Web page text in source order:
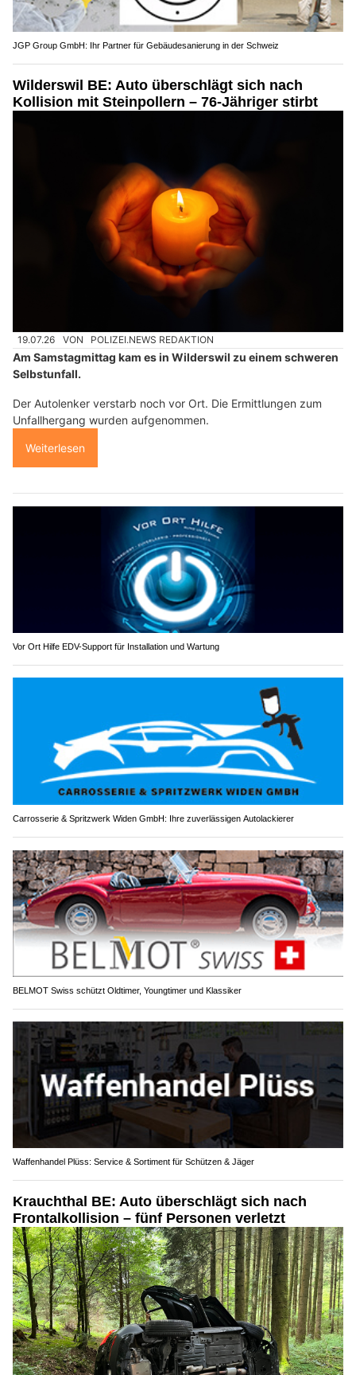
JGP Group GmbH: Ihr Partner für Gebäudesanierung in der Schweiz
Wilderswil BE: Auto überschlägt sich nach
Kollision mit Steinpollern – 76-Jähriger stirbt
19.07.26 VON POLIZEI.NEWS REDAKTION
Am Samstagmittag kam es in Wilderswil zu einem schweren
Selbstunfall.
Der Autolenker verstarb noch vor Ort. Die Ermittlungen zum
Unfallhergang wurden aufgenommen.
Weiterlesen
Vor Ort Hilfe EDV-Support für Installation und Wartung
Carrosserie & Spritzwerk Widen GmbH: Ihre zuverlässigen Autolackierer
BELMOT Swiss schützt Oldtimer, Youngtimer und Klassiker
Waffenhandel Plüss: Service & Sortiment für Schützen & Jäger
Krauchthal BE: Auto überschlägt sich nach
Frontalkollision – fünf Personen verletzt